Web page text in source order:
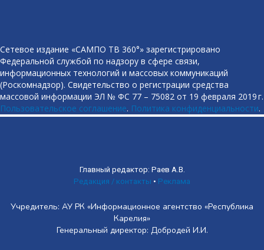
Сетевое издание «САМПО ТВ 360°» зарегистрировано
Федеральной службой по надзору в сфере связи,
информационных технологий и массовых коммуникаций
(Роскомнадзор). Свидетельство о регистрации средства
массовой информации ЭЛ № ФС 77 – 75082 от 19 февраля 2019 г.
Пользовательское соглашение. Политика конфиденциальности.
Главный редактор: Раев А.В.
Редакция / контакты • Реклама
Учредитель: АУ РК «Информационное агентство «Республика
Карелия»
Генеральный директор: Добродей И.И.